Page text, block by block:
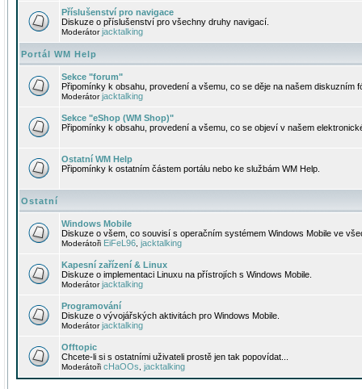
Příslušenství pro navigace
Diskuze o příslušenství pro všechny druhy navigací.
Moderátorjacktalking
Portál WM Help
Sekce "forum"
Připomínky k obsahu, provedení a všemu, co se děje na našem diskuzním
Moderátorjacktalking
Sekce "eShop (WM Shop)"
Připomínky k obsahu, provedení a všemu, co se objeví v našem
Ostatní WM Help
Připomínky k ostatním částem portálu nebo ke službám WM Help.
Ostatní
Windows Mobile
Diskuze o všem, co souvisí s operačním systémem Windows Mobile ve
Moderátoři EiFeL96 jacktalking
Kapesní zařízení & Linux
Diskuze o implementaci Linuxu na přístrojích s Windows Mobile.
Moderátorjacktalking
Programování
Diskuze o vývojářských aktivitách pro Windows Mobile.
Moderátorjacktalking
Offtopic
Chcete-li si s ostatními uživateli prostě jen tak popovídat...
Moderátoři cHaOOs jacktalking